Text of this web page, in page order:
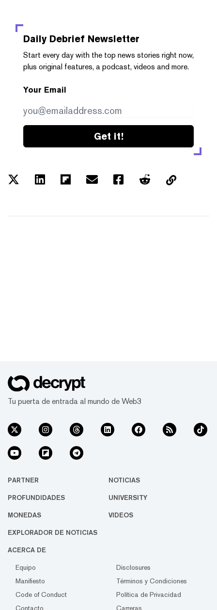
Daily Debrief Newsletter
Start every day with the top news stories right now,
plus original features, a podcast, videos and more.
Your Email
Get it!
Tu puerta de entrada al mundo de Web3
PARTNER NOTICIAS
PROFUNDIDADES UNIVERSITY
MONEDAS VIDEOS
EXPLORADOR DE NOTICIAS
ACERCA DE
Equipo
Disclosures
Manifiesto
Términos y Condiciones
Code of Conduct
Política de Privacidad
Contacto
Carreras